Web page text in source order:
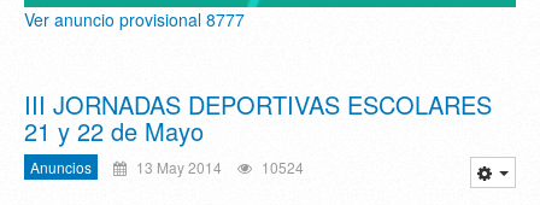
Ver anuncio provisional 8777
III JORNADAS DEPORTIVAS ESCOLARES
21 y 22 de Mayo
Anuncios 13 May 2014 10524